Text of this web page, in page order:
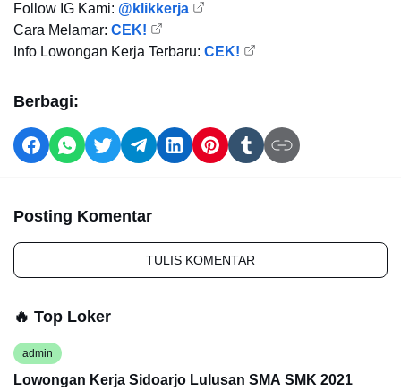
Follow IG Kami: @klikkerja
Cara Melamar: CEK!
Info Lowongan Kerja Terbaru: CEK!
Berbagi:
Posting Komentar
TULIS KOMENTAR
🔥 Top Loker
admin
Lowongan Kerja Sidoarjo Lulusan SMA SMK 2021